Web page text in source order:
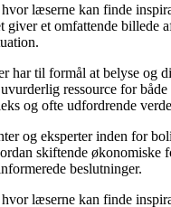
læserne kan finde
et omfattende billede
har til formål at belyse og
ressource for
og ofte udfordrende
og eksperter inden for
skiftende
beslutninger.
læserne kan finde